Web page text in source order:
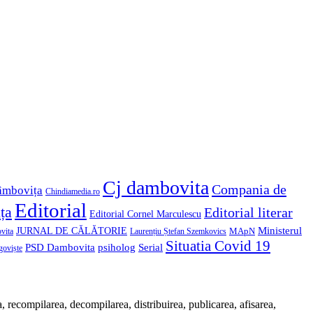
Chindiamedia.ro Cj dambovita Compania de
Editorial Editorial Cornel Marculescu Editorial literar
JURNAL DE CĂLĂTORIE Laurențiu Ștefan Szemkovics MApN Ministerul
PSD Dambovita psiholog Serial Situatia Covid 19
decompilarea, distribuirea, publicarea, afisarea,